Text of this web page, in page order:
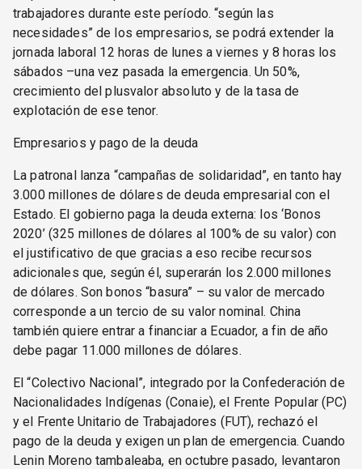
trabajadores durante este período. “según las
necesidades” de los empresarios, se podrá extender la
jornada laboral 12 horas de lunes a viernes y 8 horas los
sábados –una vez pasada la emergencia. Un 50%,
crecimiento del plusvalor absoluto y de la tasa de
explotación de ese tenor.
Empresarios y pago de la deuda
La patronal lanza “campañas de solidaridad”, en tanto hay
3.000 millones de dólares de deuda empresarial con el
Estado. El gobierno paga la deuda externa: los ‘Bonos
2020’ (325 millones de dólares al 100% de su valor) con
el justificativo de que gracias a eso recibe recursos
adicionales que, según él, superarán los 2.000 millones
de dólares. Son bonos “basura” – su valor de mercado
corresponde a un tercio de su valor nominal. China
también quiere entrar a financiar a Ecuador, a fin de año
debe pagar 11.000 millones de dólares.
El “Colectivo Nacional”, integrado por la Confederación de
Nacionalidades Indígenas (Conaie), el Frente Popular (PC)
y el Frente Unitario de Trabajadores (FUT), rechazó el
pago de la deuda y exigen un plan de emergencia. Cuando
Lenin Moreno tambaleaba, en octubre pasado, levantaron